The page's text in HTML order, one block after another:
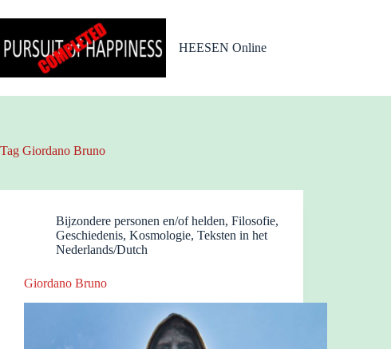
naar
inhoud
HEESEN Online
Tag Giordano Bruno
Bijzondere personen en/of helden, Filosofie,
Geschiedenis, Kosmologie, Teksten in het
Nederlands/Dutch
Giordano Bruno